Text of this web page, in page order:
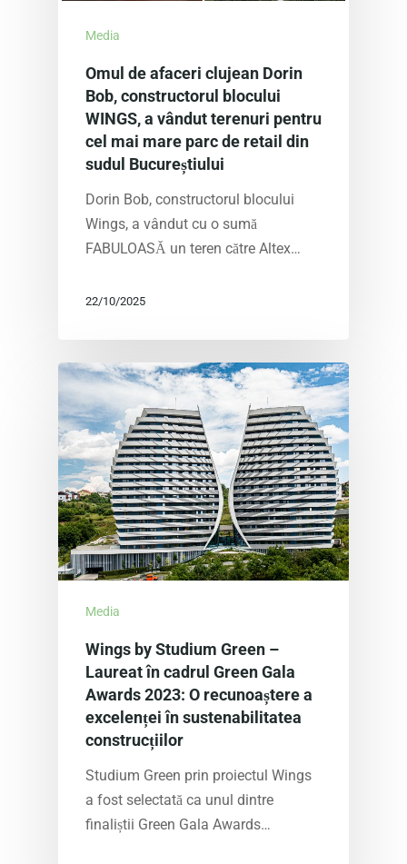
Media
Omul de afaceri clujean Dorin
Bob, constructorul blocului
WINGS, a vândut terenuri pentru
cel mai mare parc de retail din
sudul Bucureștiului
Dorin Bob, constructorul blocului
Wings, a vândut cu o sumă
FABULOASĂ un teren către Altex…
22/10/2025
Media
Wings by Studium Green –
Laureat în cadrul Green Gala
Awards 2023: O recunoaștere a
excelenței în sustenabilitatea
construcțiilor
Studium Green prin proiectul Wings
a fost selectată ca unul dintre
finaliștii Green Gala Awards…
PROGRES